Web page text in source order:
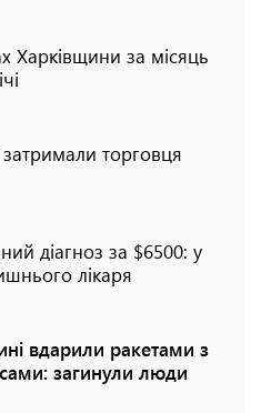
Харківщини за місяць
затримали торговця
діагноз за $6500: у
лікаря
вдарили ракетами з
загинули люди